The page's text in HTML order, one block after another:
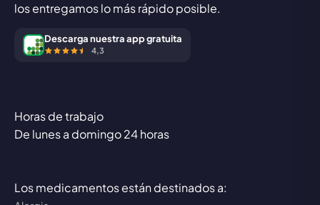
los entregamos lo más rápido posible.
Descarga nuestra app gratuita
4,3
Horas de trabajo
De lunes a domingo 24 horas
Los medicamentos están destinados a: